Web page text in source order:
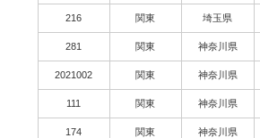
216 関東 埼玉県
281 関東 神奈川県
2021002 関東 神奈川県
111 関東 神奈川県
174 関東 神奈川県